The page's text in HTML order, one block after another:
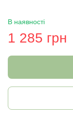
В наявності
1 285 грн